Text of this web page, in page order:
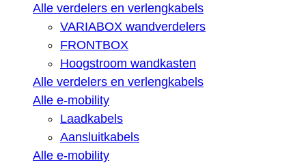
Alle verdelers en verlengkabels
VARIABOX wandverdelers
FRONTBOX
Hoogstroom wandkasten
Alle verdelers en verlengkabels
Alle e-mobility
Laadkabels
Aansluitkabels
Alle e-mobility